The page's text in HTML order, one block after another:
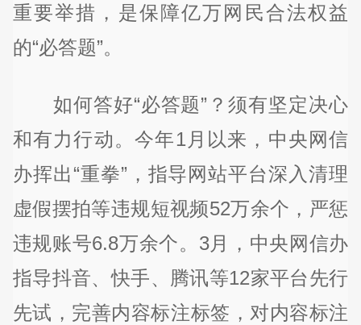
重要举措，是保障亿万网民合法权益
的“必答题”。
如何答好“必答题”？须有坚定决心
和有力行动。今年1月以来，中央网信
办挥出“重拳”，指导网站平台深入清理
虚假摆拍等违规短视频52万余个，严惩
违规账号6.8万余个。3月，中央网信办
指导抖音、快手、腾讯等12家平台先行
先试，完善内容标注标签，对内容标注